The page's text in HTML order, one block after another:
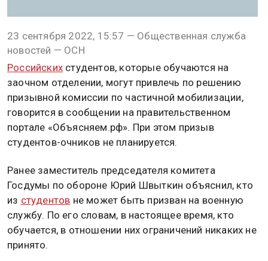
23 сентября 2022, 15:57 — Общественная служба
новостей — ОСН
Российских студентов, которые обучаются на
заочном отделении, могут привлечь по решению
призывной комиссии по частичной мобилизации,
говорится в сообщении на правительственном
портале «Объясняем.рф». При этом призыв
студентов-очников не планируется.
Ранее заместитель председателя комитета
Госдумы по обороне Юрий Швыткин объяснил, кто
из студентов не может быть призван на военную
службу. По его словам, в настоящее время, кто
обучается, в отношении них ограничений никаких не
принято.